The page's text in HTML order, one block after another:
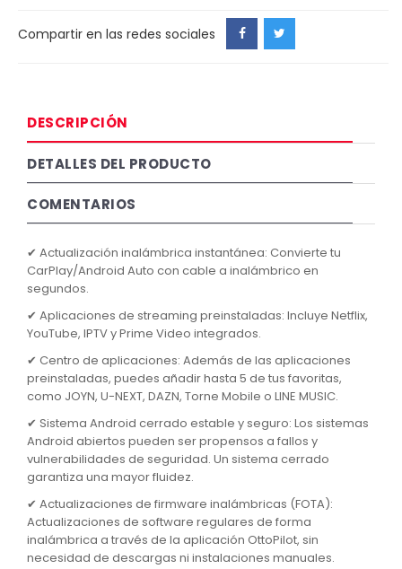
Compartir en las redes sociales
DESCRIPCIÓN
DETALLES DEL PRODUCTO
COMENTARIOS
✔ Actualización inalámbrica instantánea: Convierte tu
CarPlay/Android Auto con cable a inalámbrico en
segundos.
✔ Aplicaciones de streaming preinstaladas: Incluye Netflix,
YouTube, IPTV y Prime Video integrados.
✔ Centro de aplicaciones: Además de las aplicaciones
preinstaladas, puedes añadir hasta 5 de tus favoritas,
como JOYN, U-NEXT, DAZN, Torne Mobile o LINE MUSIC.
✔ Sistema Android cerrado estable y seguro: Los sistemas
Android abiertos pueden ser propensos a fallos y
vulnerabilidades de seguridad. Un sistema cerrado
garantiza una mayor fluidez.
✔ Actualizaciones de firmware inalámbricas (FOTA):
Actualizaciones de software regulares de forma
inalámbrica a través de la aplicación OttoPilot, sin
necesidad de descargas ni instalaciones manuales.